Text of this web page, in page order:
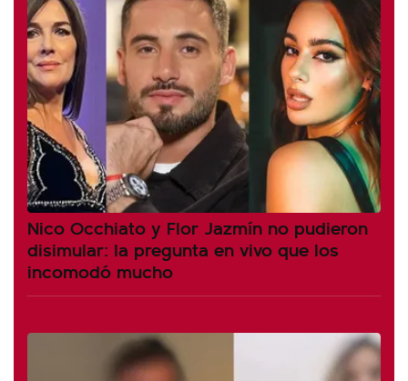
Nico Occhiato y Flor Jazmín no pudieron
disimular: la pregunta en vivo que los
incomodó mucho